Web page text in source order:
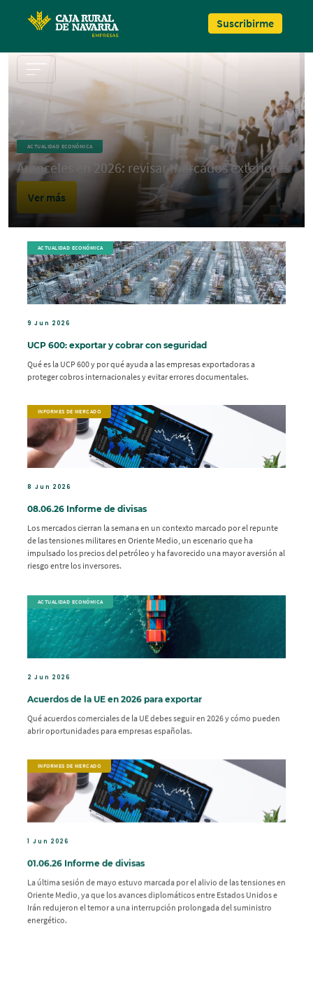
Suscribirme
ACTUALIDAD ECONÓMICA
Aranceles en 2026: revisar mercados exteriores
Ver más
ACTUALIDAD ECONÓMICA
9 Jun 2026
UCP 600: exportar y cobrar con seguridad
Qué es la UCP 600 y por qué ayuda a las empresas exportadoras a
proteger cobros internacionales y evitar errores documentales.
INFORMES DE MERCADO
8 Jun 2026
08.06.26 Informe de divisas
Los mercados cierran la semana en un contexto marcado por el repunte
de las tensiones militares en Oriente Medio, un escenario que ha
impulsado los precios del petróleo y ha favorecido una mayor aversión al
riesgo entre los inversores.
ACTUALIDAD ECONÓMICA
2 Jun 2026
Acuerdos de la UE en 2026 para exportar
Qué acuerdos comerciales de la UE debes seguir en 2026 y cómo pueden
abrir oportunidades para empresas españolas.
INFORMES DE MERCADO
1 Jun 2026
01.06.26 Informe de divisas
La última sesión de mayo estuvo marcada por el alivio de las tensiones en
Oriente Medio, ya que los avances diplomáticos entre Estados Unidos e
Irán redujeron el temor a una interrupción prolongada del suministro
energético.